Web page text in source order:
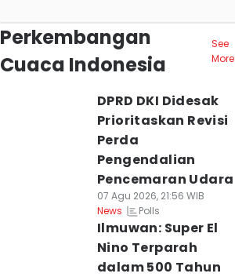
Perkembangan
Cuaca Indonesia
See
More
DPRD DKI Didesak
Prioritaskan Revisi
Perda
Pengendalian
Pencemaran Udara
07 Agu 2026, 21:56 WIB
News
Polls
Ilmuwan: Super El
Nino Terparah
dalam 500 Tahun